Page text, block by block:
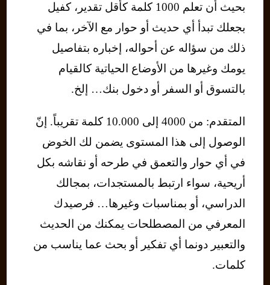
بحيث أن تعلم 1000 كلمة كأقل تقدير، كفيل
بجعلك تبدأ أي حديث أو حوار مع الآخر، بما في
ذلك من سؤاله عن أحواله، إخباره بتفاصيل
يومك وغيرها من الأوضاع الحياتية كالقيام
بالتسوق أو السفر أو دخول بنك… إلخ.
المتقدم: من 4000 إلى 10.000 كلمة تقريباً. إنّ
الوصول إلى هذا المستوى يضمن لك الخوض
في أي حوار والتعمق في طرحه أو نقاشه بكل
أريحية، سواء ارتبط بالمستجدات، بمجالك
الدراسي، أو بمناسبات وغيرها… فرصيدك
المعرفي من المصطلحات يمكنك من الحديث
والتعبير دونما أي تفكير أو بحث عما يناسب من
كلمات.